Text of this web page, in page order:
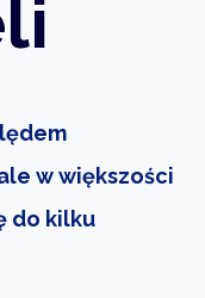
w większości
do kilku